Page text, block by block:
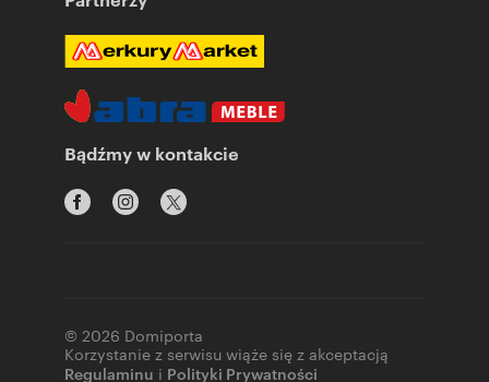
Bądźmy w kontakcie
© 2026 Domiporta
Korzystanie z serwisu wiąże się z akceptacją
Regulaminu i Polityki Prywatności